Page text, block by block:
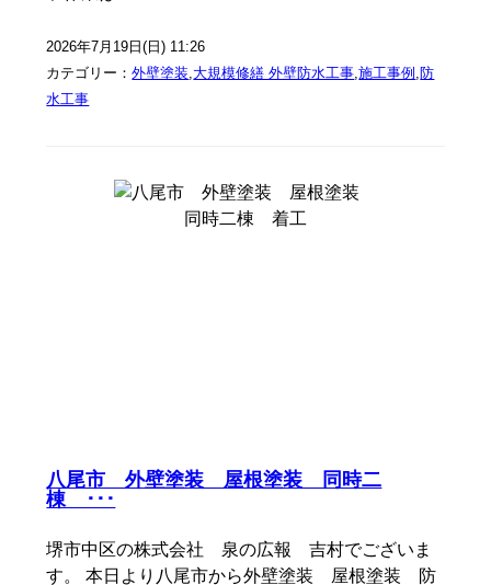
2026年7月19日(日) 11:26
カテゴリー：外壁塗装,大規模修繕 外壁防水工事,施工事例 ,防
水工事
八尾市 外壁塗装 屋根塗装 同時二
棟 ･･･
堺市中区の株式会社 泉の広報 吉村でございま
す。 本日より八尾市から外壁塗装 屋根塗装 防